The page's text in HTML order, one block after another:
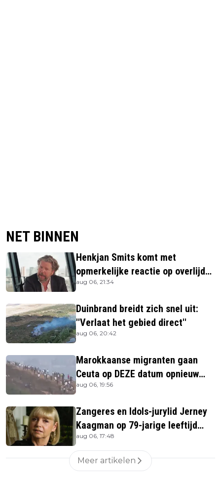
NET BINNEN
Henkjan Smits komt met
opmerkelijke reactie op overlijden
Jerney Kaagman
aug 06, 21:34
Duinbrand breidt zich snel uit:
''Verlaat het gebied direct''
aug 06, 20:42
Marokkaanse migranten gaan
Ceuta op DEZE datum opnieuw
bestormen
aug 06, 19:56
Zangeres en Idols-jurylid Jerney
Kaagman op 79-jarige leeftijd
overleden
aug 06, 17:48
Meer artikelen